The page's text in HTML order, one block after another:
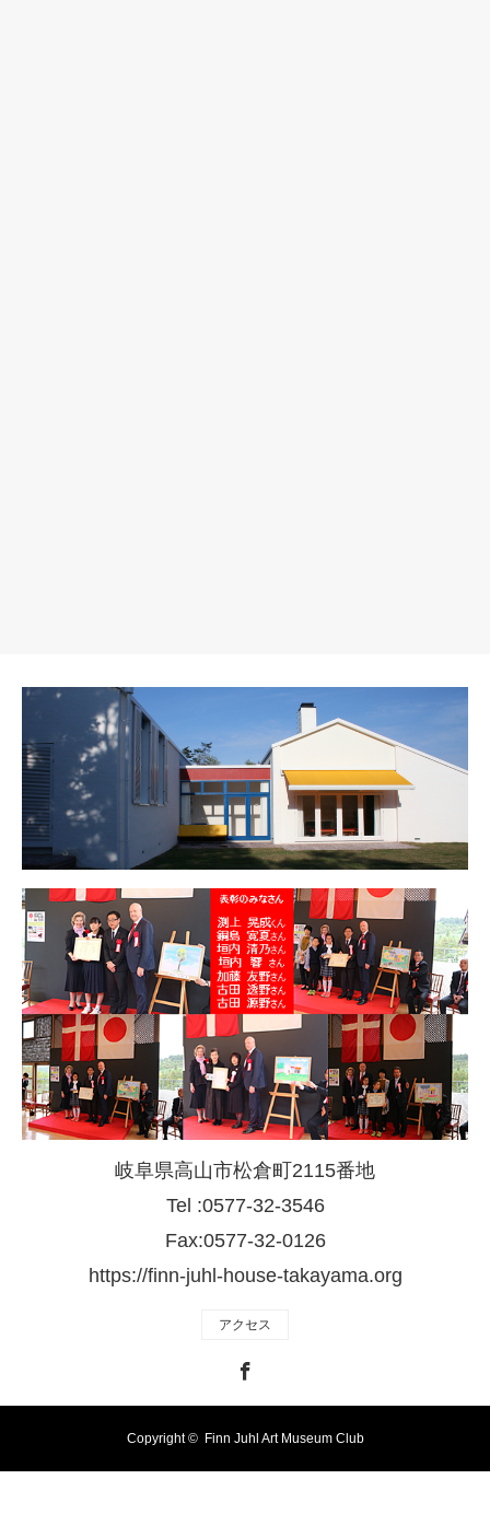
岐阜県高山市松倉町2115番地
Tel :0577-32-3546
Fax:0577-32-0126
https://finn-juhl-house-takayama.org
アクセス
Copyright © Finn Juhl Art Museum Club